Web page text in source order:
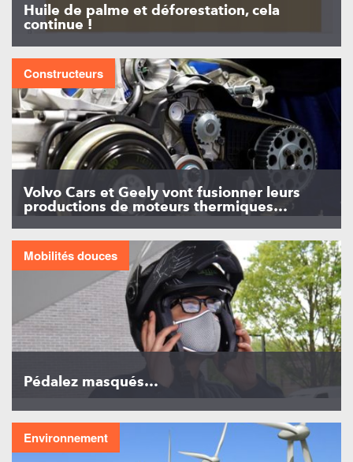
Huile de palme et déforestation, cela
continue !
Constructeurs
Volvo Cars et Geely vont fusionner leurs
productions de moteurs thermiques…
Mobilités douces
Pédalez masqués…
Environnement